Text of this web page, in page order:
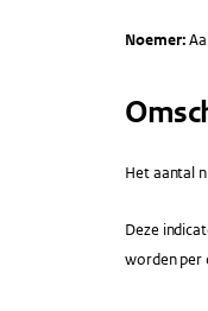
Noemer:
Het aantal
Deze
worden per